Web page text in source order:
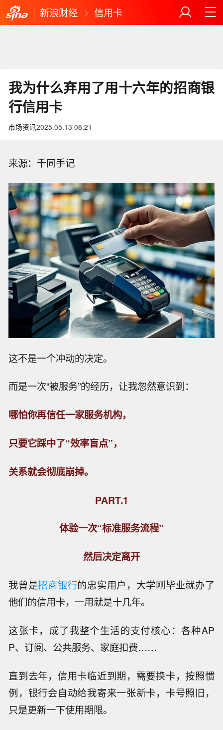
新浪财经 信用卡
我为什么弃用了用十六年的招商银
行信用卡
市场资讯2025.05.13 08:21
来源：千同手记
这不是一个冲动的决定。
而是一次“被服务”的经历，让我忽然意识到：
哪怕你再信任一家服务机构，
只要它踩中了“效率盲点”，
关系就会彻底崩掉。
PART.1
体验一次“标准服务流程”
然后决定离开
我曾是招商银行的忠实用户，大学刚毕业就办了
他们的信用卡，一用就是十几年。
这张卡，成了我整个生活的支付核心：各种AP
P、订阅、公共服务、家庭扣费……
直到去年，信用卡临近到期，需要换卡，按照惯
例，银行会自动给我寄来一张新卡，卡号照旧，
只是更新一下使用期限。